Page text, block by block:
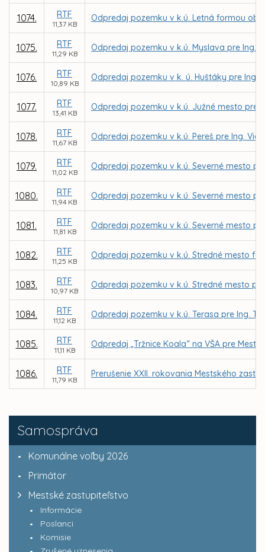
Samospráva
Komunálne voľby 2026
Primátor
Mestské zastupiteľstvo
Informácie
Poslanci
Komisie
1074. RTF
11,37 KB
Odpredaj pozemku v k.ú. Letná formou
1075. RTF
11,29 KB
Odpredaj pozemku v k.ú. Myslava pre Ing.
1076. RTF
10,89 KB
Odpredaj pozemku v k. ú. Huštáky pre Ing.
1077. RTF
13,41 KB
Odpredaj pozemku v k.ú. Južné mesto pre
1078. RTF
11,67 KB
Odpredaj pozemku v k.ú. Pereš pre Ing.
1079. RTF
11,02 KB
Odpredaj pozemku v k.ú. Severné mesto pre
1080. RTF
11,94 KB
Odpredaj pozemku v k.ú. Severné mesto
1081. RTF
11,81 KB
Odpredaj pozemku v k.ú. Severné mesto
1082. RTF
11,25 KB
Odpredaj pozemku v k.ú. Stredné mesto
1083. RTF
10,97 KB
Odpredaj pozemku v k.ú. Stredné mesto
1084. RTF
11,12 KB
Odpredaj pozemku v k.ú. Terasa pre Ing.
1085. RTF
11,11 KB
Odpredaj „Tržnice Koala“ na VŠA pre
1086. RTF
11,79 KB
Prerušenie XXII. rokovania Mestského